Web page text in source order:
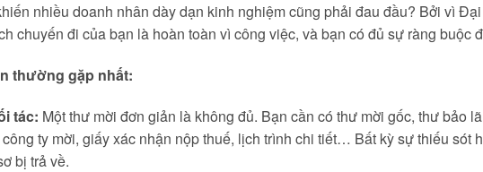
nhiều doanh nhân dày dạn kinh nghiệm cũng phải đau đầu? Bởi vì
chuyến đi của bạn là hoàn toàn vì công việc, và bạn có đủ sự ràng buộc
thường gặp nhất:
tác: Một thư mời đơn giản là không đủ. Bạn cần có thư mời gốc, thư bảo
ty mời, giấy xác nhận nộp thuế, lịch trình chi tiết… Bất kỳ sự thiếu sót
bị trả về.